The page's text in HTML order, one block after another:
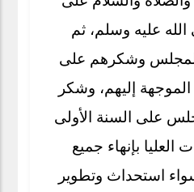
عليه وسلم، ثم
المجلس وشكرهم على
الموجهة إليهم، وشكر
على السنة الأولى
بإنهاء جميع
استحداث وتطوير